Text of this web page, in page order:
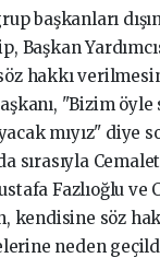
başkanları
Başkan
hakkı
"Bizim öyle
mıyız" diye
sırasıyla
Fazlıoğlu ve
kendisine söz
neden